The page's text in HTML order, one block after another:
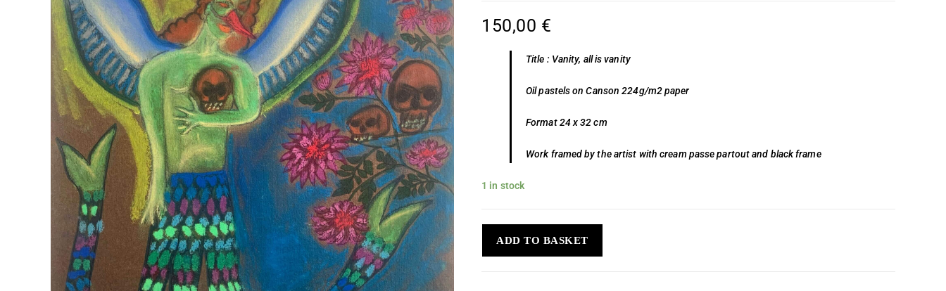
150,00 €
Title : Vanity, all is vanity
Oil pastels on Canson 224g/m2 paper
Format 24 x 32 cm
Work framed by the artist with cream passe partout and black frame
1 in stock
ADD TO BASKET